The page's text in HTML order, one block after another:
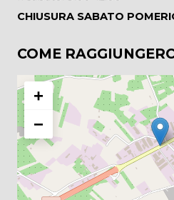
CHIUSURA SABATO
COME
+
−